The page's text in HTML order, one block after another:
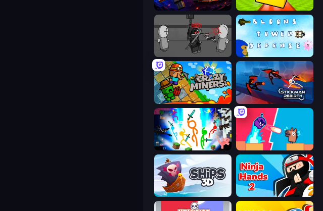
Reckon Days Lucky Brainrot Blocks Online
Madness Project Nexus
Crazy Miners Stickman Rebirth
Stickman Epic Boom Slingers ReBoom
Ships 3D Ninja Hands 2